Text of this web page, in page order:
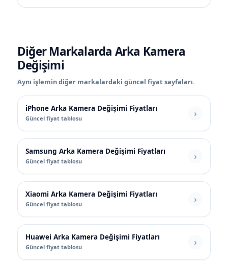
Diğer Markalarda Arka Kamera
Değişimi
Aynı işlemin diğer markalardaki güncel fiyat sayfaları.
iPhone Arka Kamera Değişimi Fiyatları
Güncel fiyat tablosu
Samsung Arka Kamera Değişimi Fiyatları
Güncel fiyat tablosu
Xiaomi Arka Kamera Değişimi Fiyatları
Güncel fiyat tablosu
Huawei Arka Kamera Değişimi Fiyatları
Güncel fiyat tablosu